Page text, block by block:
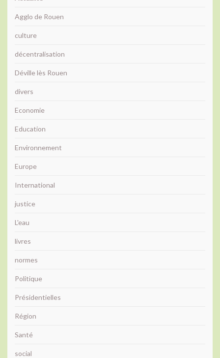
Agglo de Rouen
culture
décentralisation
Déville lès Rouen
divers
Economie
Education
Environnement
Europe
International
justice
L'eau
livres
normes
Politique
Présidentielles
Région
Santé
social